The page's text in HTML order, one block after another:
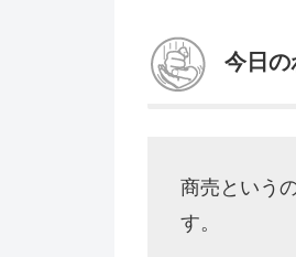
今日の
商売という
す。